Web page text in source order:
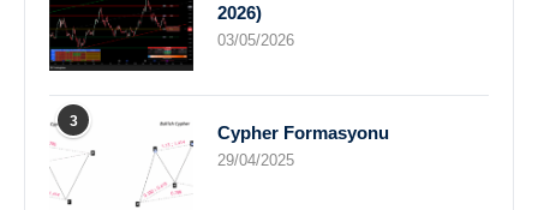
2026)
03/05/2026
3
Cypher Formasyonu
29/04/2025